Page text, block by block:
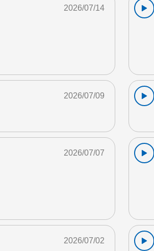
2026/07/14
2026/07/09
2026/07/07
2026/07/02